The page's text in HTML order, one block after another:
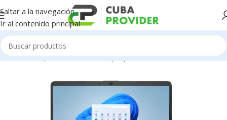
Saltar a la navegación
Ir al contenido principal
Inicio/Componentes de PC/Laptop